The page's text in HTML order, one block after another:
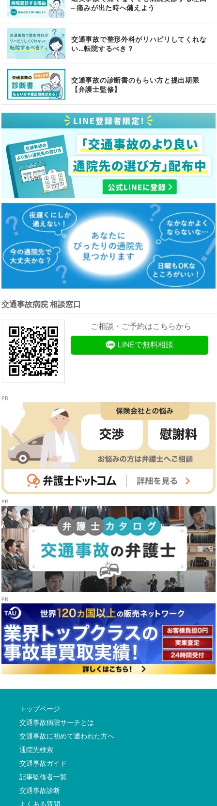
– 痛みが出た時へ備えよう
交通事故で整形外科がリハビリしてくれな
い…転院するべき？
交通事故の診断書のもらい方と提出期限
【弁護士監修】
交通事故病院 相談窓口
ご相談・ご予約はこちらから
LINEで無料相談
トップページ
交通事故病院サーチとは
交通事故に初めて遭われた方へ
通院先検索
交通事故ガイド
記事監修者一覧
交通事故診断
よくある質問